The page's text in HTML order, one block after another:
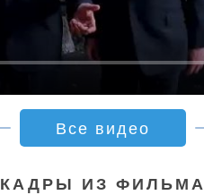
Все видео
КАДРЫ ИЗ ФИЛЬМА